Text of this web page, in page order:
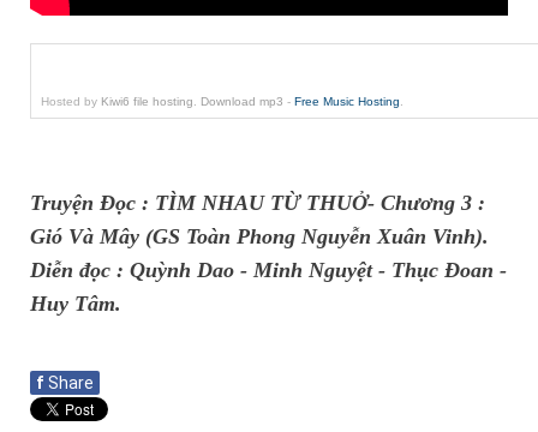
Hosted by Kiwi6 file hosting Download mp3 - Free Music Hosting
Truyện Đọc : TÌM NHAU TỪ THUỞ- Chương 3 :
Gió Và Mây (GS Toàn Phong Nguyễn Xuân Vinh).
Diễn đọc : Quỳnh Dao - Minh Nguyệt - Thục Đoan -
Huy Tâm.
f Share